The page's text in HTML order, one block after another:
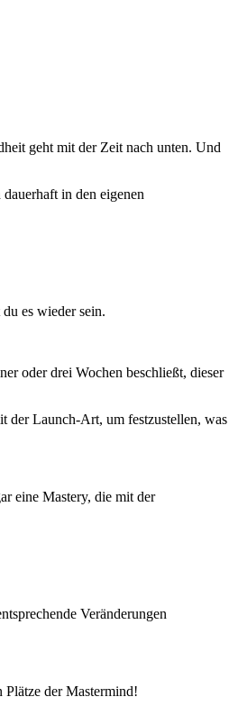
geht mit der Zeit nach unten. Und
in den eigenen
es wieder sein.
oder drei Wochen beschließt, dieser
der Launch-Art, um festzustellen, was
eine Mastery, die mit der
Veränderungen
Plätze der Mastermind!